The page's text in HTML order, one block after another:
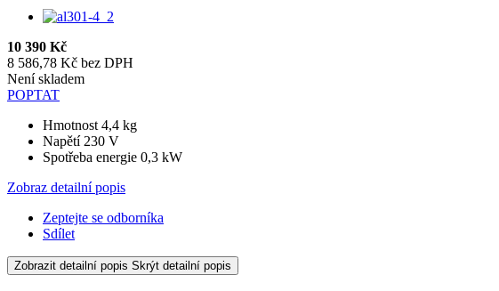
10 390 Kč
8 586,78 Kč bez DPH
Není skladem
POPTAT
Hmotnost 4,4 kg
Napětí 230 V
Spotřeba energie 0,3 kW
Zobraz detailní popis
Zeptejte se odborníka
Sdílet
Zobrazit detailní popis Skrýt detailní popis